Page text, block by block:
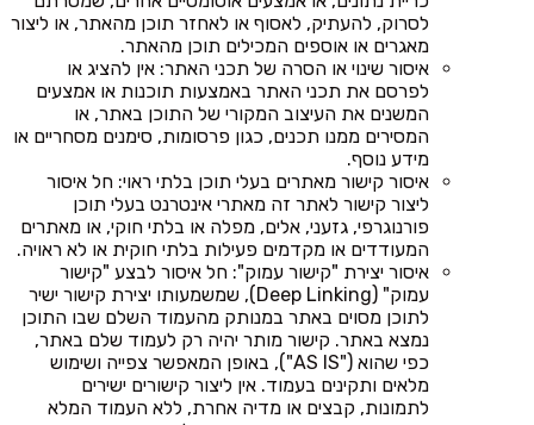
לסרוק, להעתיק, לאסוף או לאחזר תוכן מהאתר, או ליצור
מאגרים או אוספים המכילים תוכן מהאתר.
איסור שינוי או הסרה של תכני האתר: אין להציג או
לפרסם את תכני האתר באמצעות תוכנות או אמצעים
המשנים את העיצוב המקורי של התוכן באתר, או
המסירים ממנו תכנים, כגון פרסומות, סימנים מסחריים או
מידע נוסף.
איסור קישור מאתרים בעלי תוכן בלתי ראוי: חל איסור
ליצור קישור לאתר זה מאתרי אינטרנט בעלי תוכן
פורנוגרפי, גזעני, אלים, מפלה או בלתי חוקי, או מאתרים
המעודדים או מקדמים פעילות בלתי חוקית או לא ראויה.
איסור יצירת "קישור עמוק": חל איסור לבצע "קישור
עמוק" (Deep Linking), שמשמעותו יצירת קישור ישיר
לתוכן מסוים באתר במנותק מהעמוד השלם שבו התוכן
נמצא באתר. קישור מותר יהיה רק לעמוד שלם באתר,
כפי שהוא ("AS IS"), באופן המאפשר צפייה ושימוש
מלאים ותקינים בעמוד. אין ליצור קישורים ישירים
לתמונות, קבצים או מדיה אחרת, ללא העמוד המלא